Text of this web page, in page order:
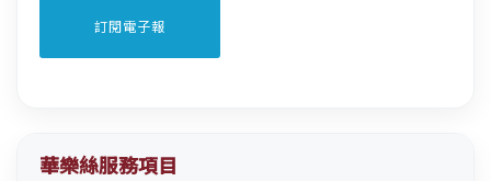
華樂絲服務項目